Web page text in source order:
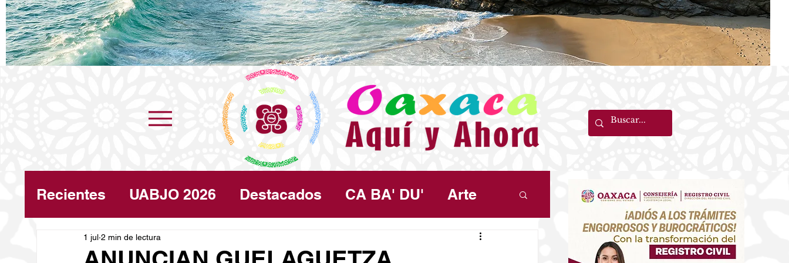
Recientes UABJO 2026 Destacados CA BA' DU' Arte
Congreso Turismo Salud
1 jul 2 min de lectura